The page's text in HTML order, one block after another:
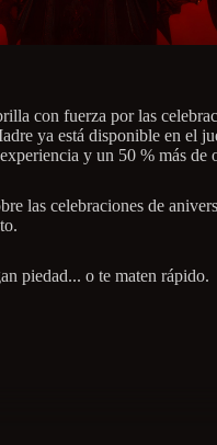
con fuerza por las
ya está disponible en el
y un 50 % más
las celebraciones de
piedad... o te maten rápido.